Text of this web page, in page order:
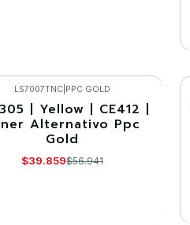
VER DETALLES
LS7007TNC PPC GOLD
| Yellow | CE412 |
Alternativo Ppc
Gold
$39.859$56.941